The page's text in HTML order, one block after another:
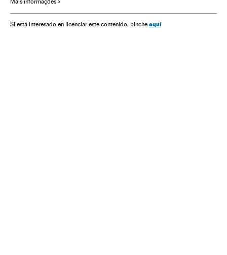
Mais informações
Si está interesado en licenciar este contenido, pinche aquí